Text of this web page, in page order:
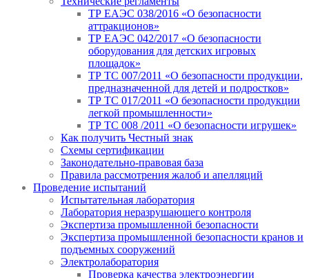
ТР ЕАЭС 038/2016 «О безопасности
аттракционов»
ТР ЕАЭС 042/2017 «О безопасности
оборудования для детских игровых
площадок»
ТР ТС 007/2011 «О безопасности продукции,
предназначенной для детей и подростков»
ТР ТС 017/2011 «О безопасности продукции
легкой промышленности»
ТР ТС 008 /2011 «О безопасности игрушек»
Как получить Честный знак
Схемы сертификации
Законодательно-правовая база
Правила рассмотрения жалоб и апелляций
Проведение испытаний
Испытательная лаборатория
Лаборатория неразрушающего контроля
Экспертиза промышленной безопасности
Экспертиза промышленной безопасности кранов и
подъемных сооружений
Электролаборатория
Проверка качества электроэнергии